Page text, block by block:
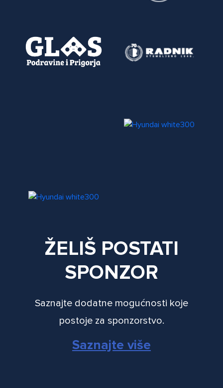
ŽELIŠ POSTATI
SPONZOR
Saznajte dodatne mogućnosti koje
postoje za sponzorstvo.
Saznajte više